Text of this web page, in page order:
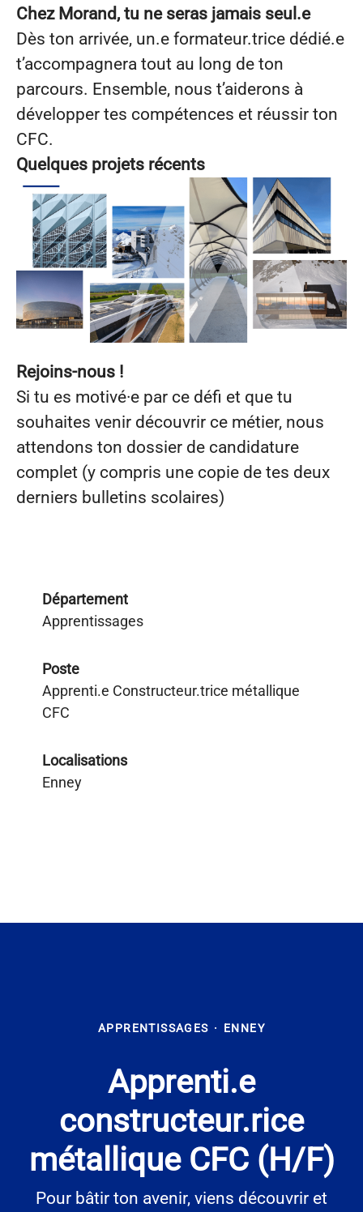
Chez Morand, tu ne seras jamais seul.e
Dès ton arrivée, un.e formateur.trice dédié.e
t’accompagnera tout au long de ton
parcours. Ensemble, nous t’aiderons à
développer tes compétences et réussir ton
CFC.
Quelques projets récents
Rejoins-nous !
Si tu es motivé·e par ce défi et que tu
souhaites venir découvrir ce métier, nous
attendons ton dossier de candidature
complet (y compris une copie de tes deux
derniers bulletins scolaires)
Département
Apprentissages
Poste
Apprenti.e Constructeur.trice métallique
CFC
Localisations
Enney
APPRENTISSAGES · ENNEY
Apprenti.e
constructeur.rice
métallique CFC (H/F)
Pour bâtir ton avenir, viens découvrir et